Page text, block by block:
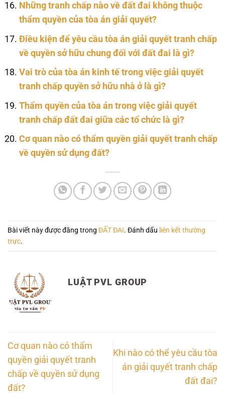
Những tranh chấp nào về đất đai không thuộc
thẩm quyền của tòa án giải quyết?
Điều kiện để yêu cầu tòa án giải quyết tranh chấp
về quyền sở hữu chung đối với đất đai là gì?
Vai trò của tòa án kinh tế trong việc giải quyết
tranh chấp quyền sở hữu nhà ở là gì?
Thẩm quyền của tòa án trong việc giải quyết
tranh chấp đất đai giữa các tổ chức là gì?
Cơ quan nào có thẩm quyền giải quyết tranh chấp
về quyền sử dụng đất?
Bài viết này được đăng trong ĐẤT ĐAI. Đánh dấu liên kết thường
trực.
LUẬT PVL GROUP
Cơ quan nào có thẩm
quyền giải quyết tranh
chấp về quyền sử dụng
đất?
Khi nào có thể yêu cầu tòa
án giải quyết tranh chấp
đất đai?